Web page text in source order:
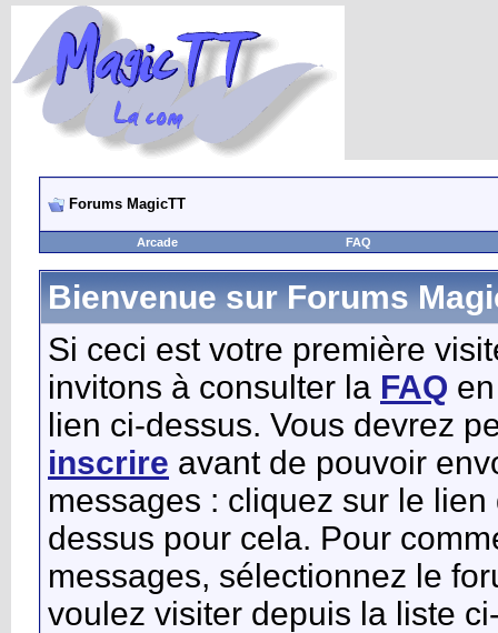
Forums MagicTT
Arcade FAQ
Bienvenue sur Forums
Si ceci est votre première
invitons à consulter la FAQ
lien ci-dessus. Vous devrez
inscrire avant de pouvoir
messages : cliquez sur le
dessus pour cela. Pour
messages, sélectionnez le
voulez visiter depuis la liste